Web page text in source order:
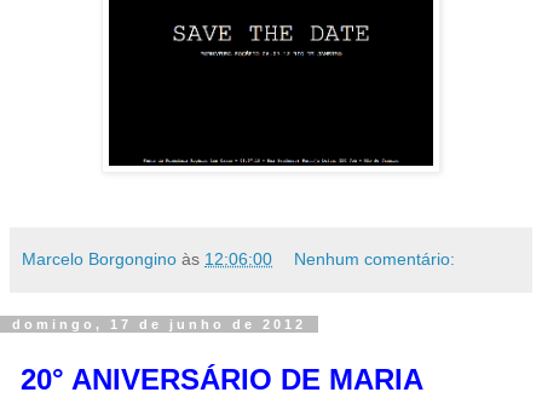
Marcelo Borgongino às 12:06:00 Nenhum comentário:
domingo, 17 de junho de 2012
20° ANIVERSÁRIO DE MARIA